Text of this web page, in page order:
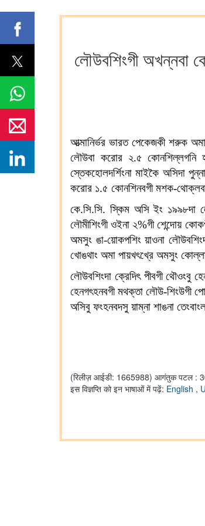
লৌউবশিংগী অখন্নবা
আত্মানির্ভর ভারত পেকেজকী শরুক
লৌউবা করোর ২.৫ কোনশিল্লগনি
স্তেকহোলদর্শিংনা মাইকৈ অসিদা
করোর ১.৫ কোনশিনবগী মশক-
কে.সি.সি. স্কিম অসি ইং ১৯৯৮দা
লৌমীশিংগী ওইনা ২%গী শেন্দোয়
অমসুং ঙা-য়োকপশিং য়াওনা
খোঙথাং অমা পায়খৎখ্রে অমসুং
লৌউবশিংদা ক্রেদিৎ পীবগী থৌওংবু
হেনগৎহনবগী মথক্তা লৌউ-শিংউগী
অসিবু ফংহনবদসু য়াম্না শাঙনা
(रिलीज़ आईडी: 1665988) आगंतुक पटल :
इस विज्ञप्ति को इन भाषाओं में पढ़ें: English ,